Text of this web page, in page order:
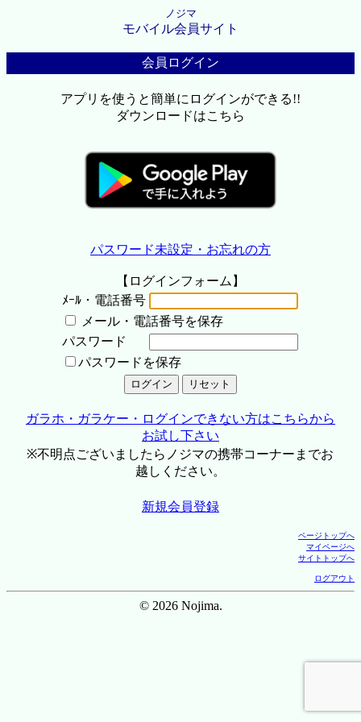
ノジマ
モバイル会員サイト
会員ログイン
アプリを使うと簡単にログインができる!!
ダウンロードはこちら
パスワード未設定・お忘れの方
【ログインフォーム】
ﾒｰﾙ・電話番号
メール・電話番号を保存
パスワード
パスワードを保存
ガラホ・ガラケー・ログインできない方はこちらから
お試し下さい
※不明点ございましたらノジマの携帯コーナーまでお
越しください。
新規会員登録
ページトップへ
マイページへ
サイトトップへ
ログアウト
© 2026 Nojima.